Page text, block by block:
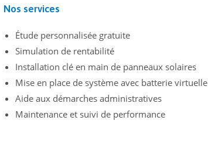
Nos services
Étude personnalisée gratuite
Simulation de rentabilité
Installation clé en main de panneaux solaires
Mise en place de système avec batterie virtuelle
Aide aux démarches administratives
Maintenance et suivi de performance